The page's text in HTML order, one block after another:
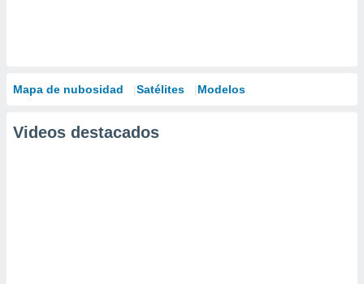
Mapa de nubosidad Satélites Modelos
Videos destacados